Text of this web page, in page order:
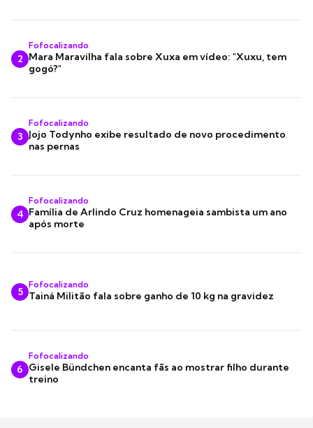
2
Fofocalizando
Mara Maravilha fala sobre Xuxa em vídeo: "Xuxu, tem
gogó?"
3
Fofocalizando
Jojo Todynho exibe resultado de novo procedimento
nas pernas
4
Fofocalizando
Família de Arlindo Cruz homenageia sambista um ano
após morte
5
Fofocalizando
Tainá Militão fala sobre ganho de 10 kg na gravidez
6
Fofocalizando
Gisele Bündchen encanta fãs ao mostrar filho durante
treino